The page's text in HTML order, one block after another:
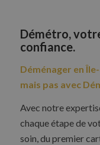
Démétro,
confiance.
Déménager en
mais pas avec
Avec notre
chaque étape de
soin, du premier